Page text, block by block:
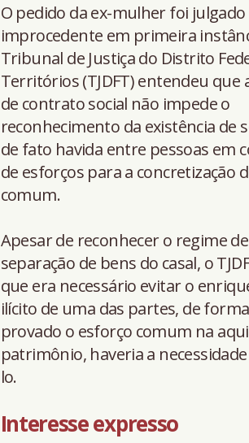
O pedido da ex-mulher foi julgado
improcedente em primeira
Tribunal de Justiça do Distrito
Territórios (TJDFT) entendeu que
de contrato social não impede o
reconhecimento da existência de
de fato havida entre pessoas em
de esforços para a concretização
comum.
Apesar de reconhecer o regime de
separação de bens do casal, o
que era necessário evitar o
ilícito de uma das partes, de
provado o esforço comum na
patrimônio, haveria a
lo.
Interesse ​​expresso